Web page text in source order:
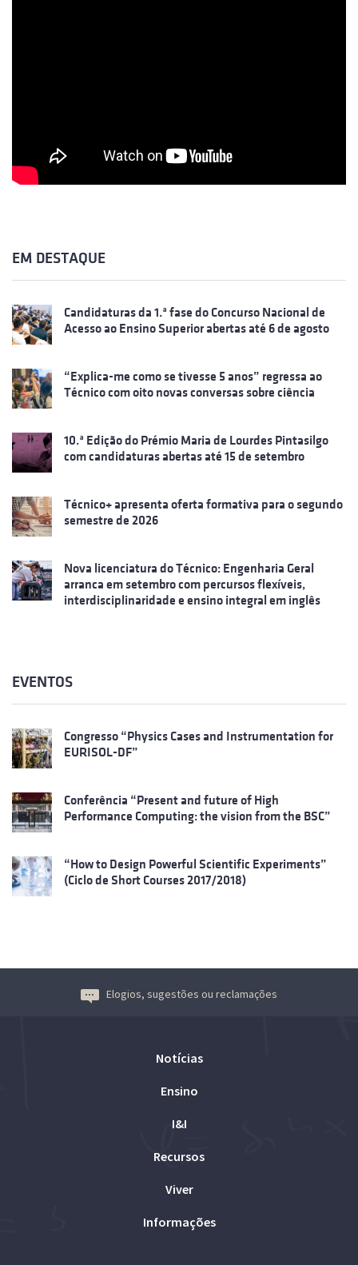
EM DESTAQUE
Candidaturas da 1.ª fase do Concurso Nacional de
Acesso ao Ensino Superior abertas até 6 de agosto
“Explica-me como se tivesse 5 anos” regressa ao
Técnico com oito novas conversas sobre ciência
10.ª Edição do Prémio Maria de Lourdes Pintasilgo
com candidaturas abertas até 15 de setembro
Técnico+ apresenta oferta formativa para o segundo
semestre de 2026
Nova licenciatura do Técnico: Engenharia Geral
arranca em setembro com percursos flexíveis,
interdisciplinaridade e ensino integral em inglês
EVENTOS
Congresso “Physics Cases and Instrumentation for
EURISOL-DF”
Conferência “Present and future of High
Performance Computing: the vision from the BSC”
“How to Design Powerful Scientific Experiments”
(Ciclo de Short Courses 2017/2018)
Elogios, sugestões ou reclamações
Notícias
Ensino
I&I
Recursos
Viver
Informações